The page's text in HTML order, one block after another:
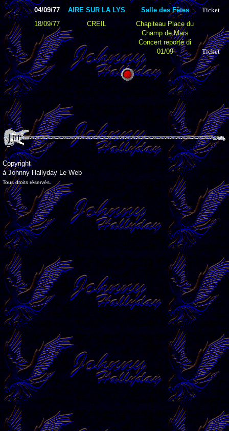
04/09/77
AIRE SUR LA LYS Salle des Fêtes
Ticket
18/09/77
CREIL
Chapiteau Place du
Champ de Mars
Concert reporté di
01/09
Ticket
Copyright
à Johnny Hallyday Le Web
Tous droits réservés.